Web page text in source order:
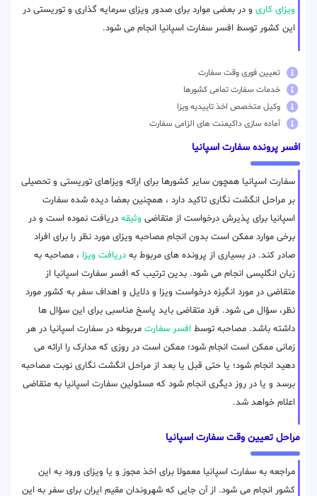
ویزای کاری و در بعضی موارد برای صدور ویزای سرمایه گذاری و توریستی در
این کشور توسط افسر سفارت اسپانیا انجام می شود.
تعیین فوری وقت سفارت
خدمات سفارت تمامی کشورها
وکیل متخصص اخذ تاییدیه ویزا
آماده سازی داکیمنت های الزامی سفارت
افسر پرونده سفارت اسپانیا
سفارت اسپانیا همچون سایر کشورها برای ارائه ویزاهای توریستی و تحصیلی
بر مراحل انگشت نگاری تاکید دارد ، همچنین بعضا دیده شده سفارت
اسپانیا برای پذیرش درخواست از متقاضی وثیقه دریافت نموده است و در
برخی موارد ممکن است بدون انجام مصاحبه ویزای مورد نظر را برای افراد
صادر کند. در بسیاری از پرونده های مربوط به دریافت ویزا ، مصاحبه به
زبان انگلیسی انجام می شود. بدین ترتیب که افسر سفارت اسپانیا از
متقاضی در مورد انگیزه درخواست ویزا و دلایل و اهداف سفر به کشور مورد
نظر، سؤال می شود. فرد متقاضی باید پاسخ مناسبی برای این سؤال ها
داشته باشد. مصاحبه توسط افسر سفارت مربوطه در سفارت اسپانیا در هر
زمانی ممکن است انجام شود؛ ممکن است در روزی که مدارک را ارائه می
دهید انجام شود؛ یا حتی قبل یا بعد از مراحل انگشت نگاری نوبت مصاحبه
برسد و یا در روز دیگری انجام شود که مسئولین سفارت اسپانیا به متقاضی
اعلام خواهد شد.
مراحل تعیین وقت سفارت اسپانیا
مراجعه به سفارت اسپانیا معمولا برای اخذ مجوز و یا ویزای ورود به این
کشور انجام می شود. از آن جایی که شهروندان مقیم ایران برای سفر به این